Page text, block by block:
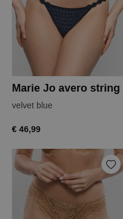
Marie Jo avero string
velvet blue
€ 46,99